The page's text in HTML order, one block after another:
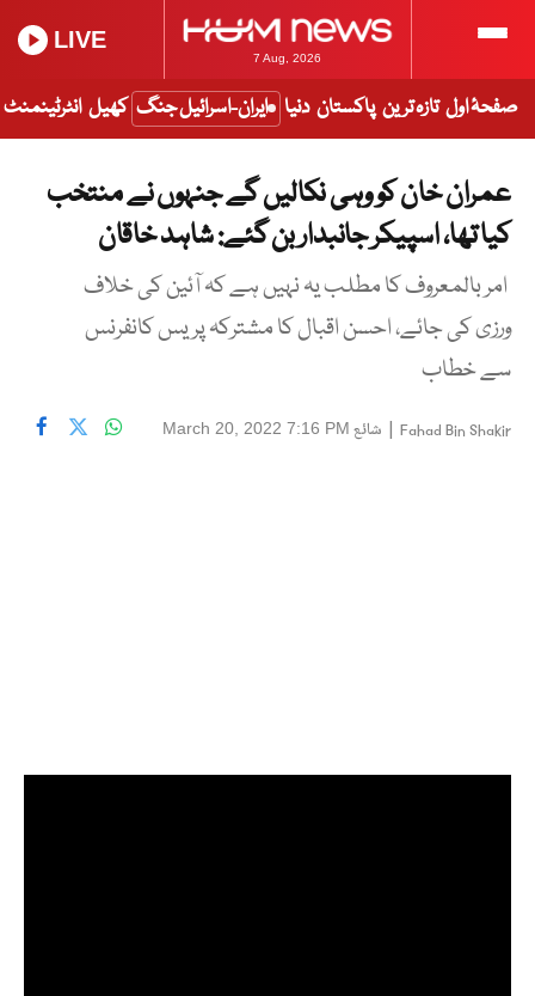
7 Aug, 2026
LIVE
صفحۂ اول تازہ ترین پاکستان دنیا ایران-اسرائیل جنگ کھیل انٹرٹینمنٹ
عمران خان کو وہی نکالیں گے جنہوں نے منتخب
کیا تھا، اسپیکر جانبدار بن گئے: شاہد خاقان
امر بالمعروف کا مطلب یہ نہیں ہے کہ آئین کی خلاف
ورزی کی جائے، احسن اقبال کا مشترکہ پریس کانفرنس
سے خطاب
Fahad Bin Shakir
| شائع March 20, 2022 7:16 PM